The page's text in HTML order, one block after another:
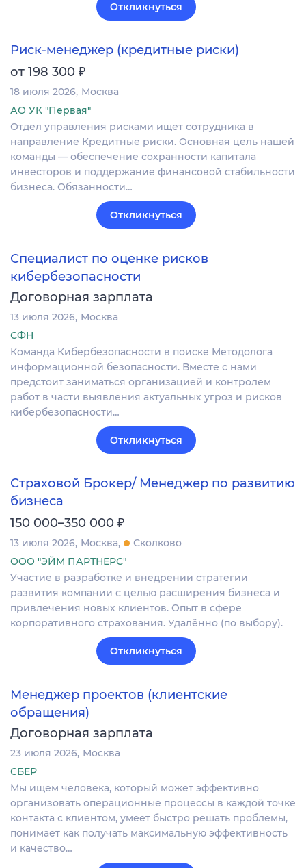
Откликнуться
Риск-менеджер (кредитные риски)
от 198 300 ₽
18 июля 2026 Москва
АО УК "Первая"
Отдел управления рисками ищет сотрудника в
направление Кредитные риски. Основная цель нашей
команды — обеспечение сохранности капитала
инвесторов и поддержание финансовой стабильности
бизнеса. Обязанности…
Откликнуться
Специалист по оценке рисков
кибербезопасности
Договорная зарплата
13 июля 2026 Москва
СФН
Команда Кибербезопасности в поиске Методолога
информационной безопасности. Вместе с нами
предстоит заниматься организацией и контролем
работ в части выявления актуальных угроз и рисков
кибербезопасности…
Откликнуться
Страховой Брокер/ Менеджер по развитию
бизнеса
150 000–350 000 ₽
13 июля 2026 Москва
Сколково
ООО "ЭЙМ ПАРТНЕРС"
Участие в разработке и внедрении стратегии
развития компании с целью расширения бизнеса и
привлечения новых клиентов. Опыт в сфере
корпоративного страхования. Удалённо (по выбору).
Откликнуться
Менеджер проектов (клиентские
обращения)
Договорная зарплата
23 июля 2026 Москва
СБЕР
Мы ищем человека, который может эффективно
организовать операционные процессы в каждой точке
контакта с клиентом, умеет быстро решать проблемы,
понимает как получать максимальную эффективность
и качество…